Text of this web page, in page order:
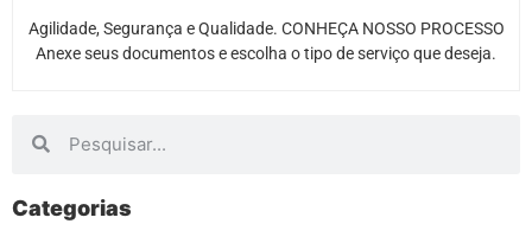
Agilidade, Segurança e Qualidade. CONHEÇA NOSSO PROCESSO
Anexe seus documentos e escolha o tipo de serviço que deseja.
Categorias